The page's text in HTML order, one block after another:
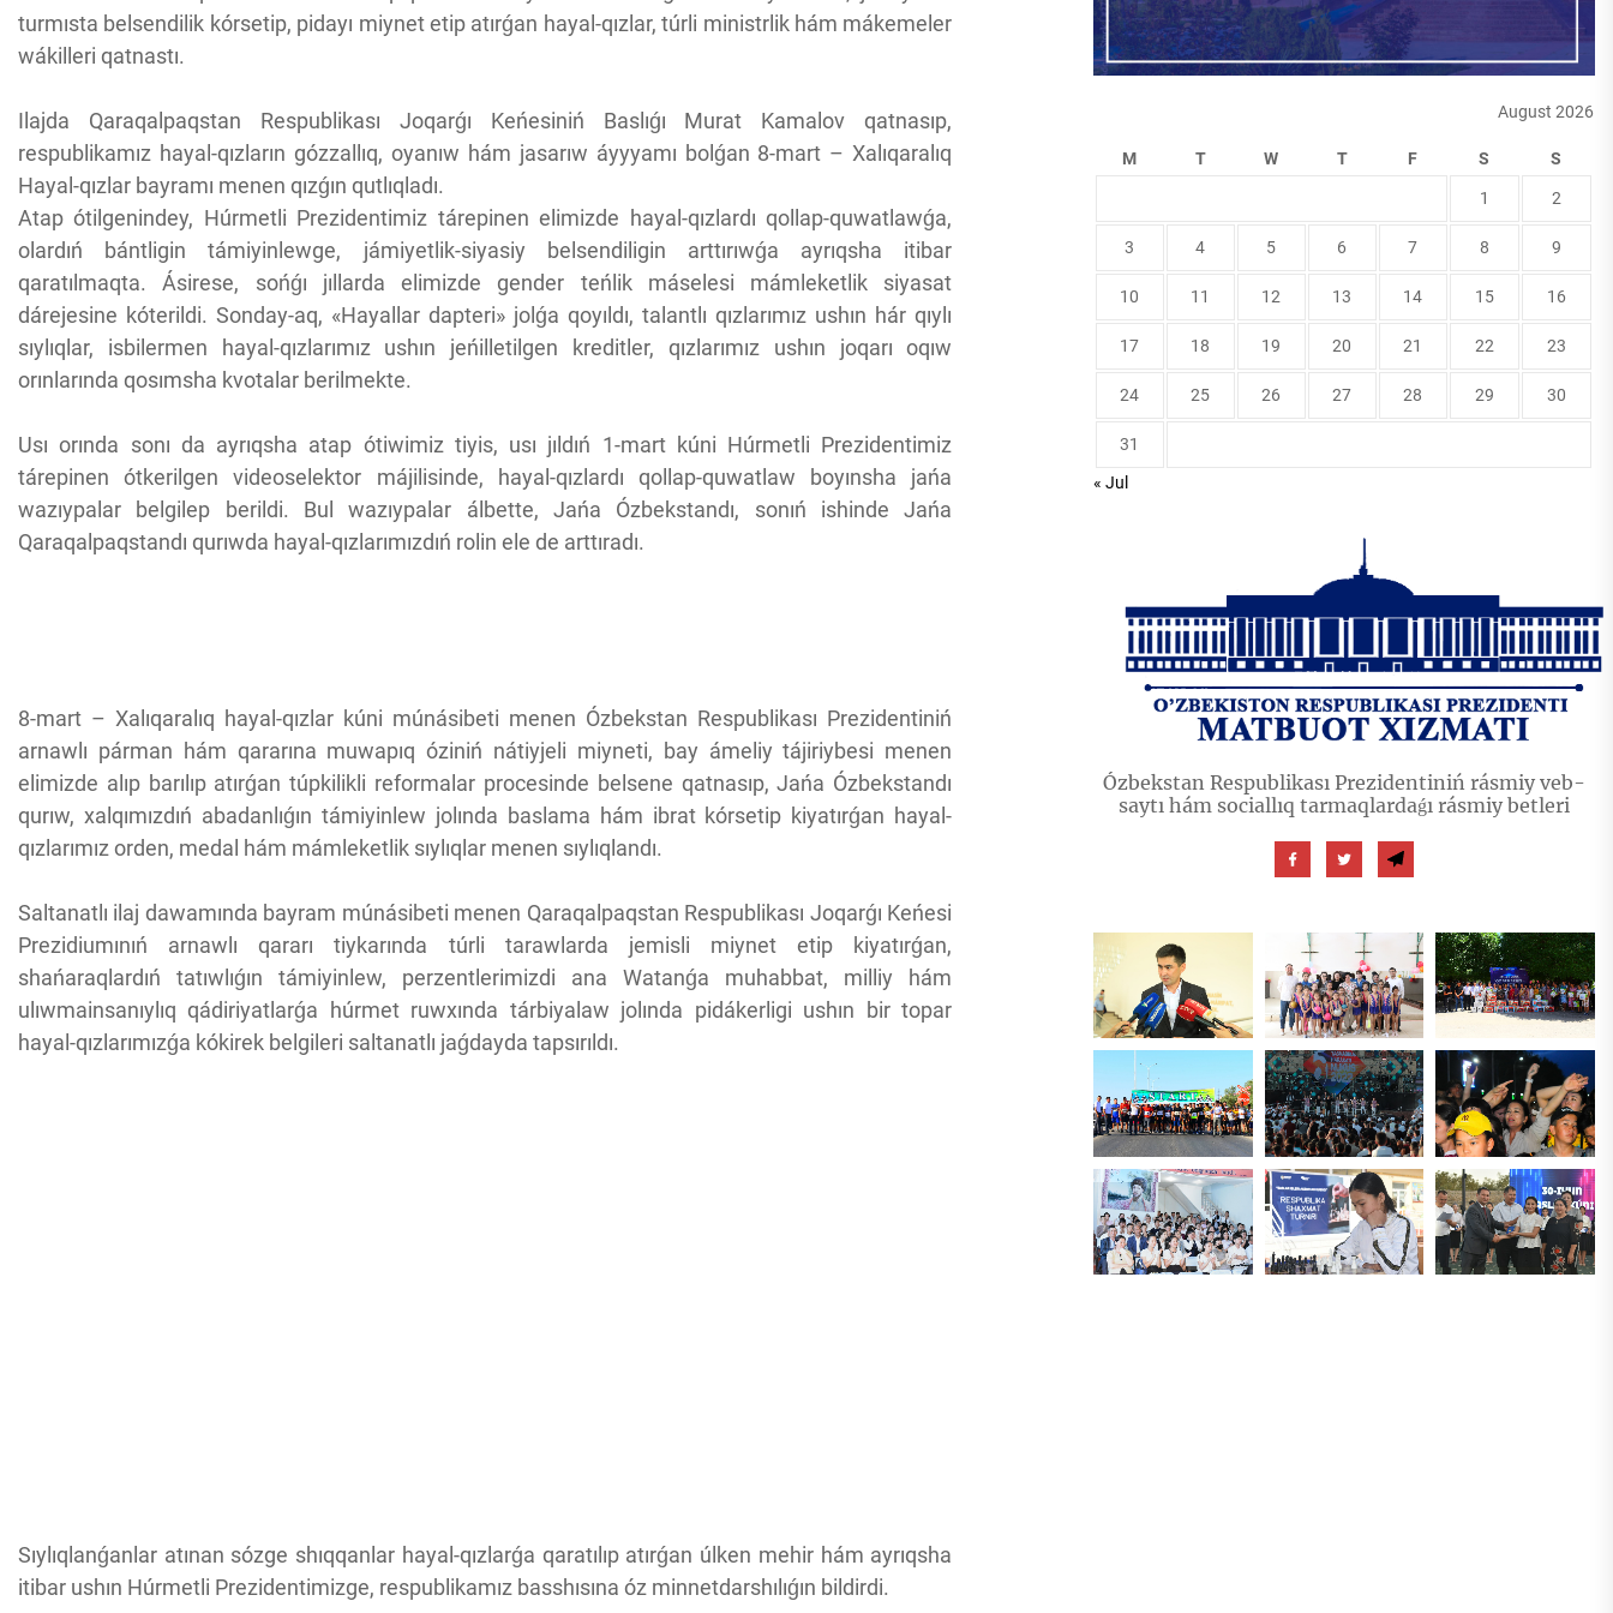
turmısta belsendilik kórsetip, pidayı miynet etip atırǵan hayal-qızlar, túrli ministrlik hám mákemeler
wákilleri qatnastı.
Ilajda Qaraqalpaqstan Respublikası Joqarǵı Keńesiniń Baslıǵı Murat Kamalov qatnasıp,
respublikamız hayal-qızların gózzallıq, oyanıw hám jasarıw áyyyamı bolǵan 8-mart – Xalıqaralıq
Hayal-qızlar bayramı menen qızǵın qutlıqladı.
Atap ótilgenindey, Húrmetli Prezidentimiz tárepinen elimizde hayal-qızlardı qollap-quwatlawǵa,
olardıń bántligin támiyinlewge, jámiyetlik-siyasiy belsendiligin arttırıwǵa ayrıqsha itibar
qaratılmaqta. Ásirese, sońǵı jıllarda elimizde gender teńlik máselesi mámleketlik siyasat
dárejesine kóterildi. Sonday-aq, «Hayallar dapteri» jolǵa qoyıldı, talantlı qızlarımız ushın hár qıylı
sıylıqlar, isbilermen hayal-qızlarımız ushın jeńilletilgen kreditler, qızlarımız ushın joqarı oqıw
orınlarında qosımsha kvotalar berilmekte.
Usı orında sonı da ayrıqsha atap ótiwimiz tiyis, usı jıldıń 1-mart kúni Húrmetli Prezidentimiz
tárepinen ótkerilgen videoselektor májilisinde, hayal-qızlardı qollap-quwatlaw boyınsha jańa
wazıypalar belgilep berildi. Bul wazıypalar álbette, Jańa Ózbekstandı, sonıń ishinde Jańa
Qaraqalpaqstandı qurıwda hayal-qızlarımızdıń rolin ele de arttıradı.
8-mart – Xalıqaralıq hayal-qızlar kúni múnásibeti menen Ózbekstan Respublikası Prezidentiniń
arnawlı párman hám qararına muwapıq óziniń nátiyjeli miyneti, bay ámeliy tájiriybesi menen
elimizde alıp barılıp atırǵan túpkilikli reformalar procesinde belsene qatnasıp, Jańa Ózbekstandı
qurıw, xalqımızdıń abadanlıǵın támiyinlew jolında baslama hám ibrat kórsetip kiyatırǵan hayal-
qızlarımız orden, medal hám mámleketlik sıylıqlar menen sıylıqlandı.
Saltanatlı ilaj dawamında bayram múnásibeti menen Qaraqalpaqstan Respublikası Joqarǵı Keńesi
Prezidiumınıń arnawlı qararı tiykarında túrli tarawlarda jemisli miynet etip kiyatırǵan,
shańaraqlardıń tatıwlıǵın támiyinlew, perzentlerimizdi ana Watanǵa muhabbat, milliy hám
ulıwmainsanıylıq qádiriyatlarǵa húrmet ruwxında tárbiyalaw jolında pidákerligi ushın bir topar
hayal-qızlarımızǵa kókirek belgileri saltanatlı jaǵdayda tapsırıldı.
Sıylıqlanǵanlar atınan sózge shıqqanlar hayal-qızlarǵa qaratılıp atırǵan úlken mehir hám ayrıqsha
itibar ushın Húrmetli Prezidentimizge, respublikamız basshısına óz minnetdarshılıǵın bildirdi.
August 2026
M T W T F S S
1 2
3 4 5 6 7 8 9
10 11 12 13 14 15 16
17 18 19 20 21 22 23
24 25 26 27 28 29 30
31
« Jul
Ózbekstan Respublikası Prezidentiniń rásmiy veb-
saytı hám sociallıq tarmaqlardaǵı rásmiy betleri